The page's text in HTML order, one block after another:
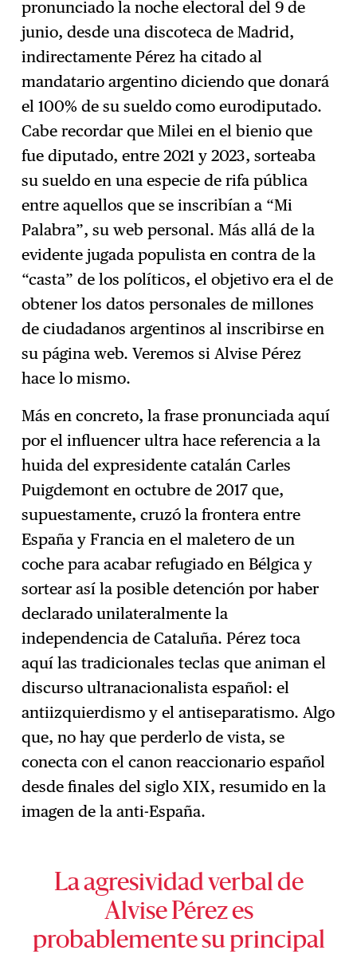
pronunciado la noche electoral del 9 de
junio, desde una discoteca de Madrid,
indirectamente Pérez ha citado al
mandatario argentino diciendo que donará
el 100% de su sueldo como eurodiputado.
Cabe recordar que Milei en el bienio que
fue diputado, entre 2021 y 2023, sorteaba
su sueldo en una especie de rifa pública
entre aquellos que se inscribían a “Mi
Palabra”, su web personal. Más allá de la
evidente jugada populista en contra de la
“casta” de los políticos, el objetivo era el de
obtener los datos personales de millones
de ciudadanos argentinos al inscribirse en
su página web. Veremos si Alvise Pérez
hace lo mismo.
Más en concreto, la frase pronunciada aquí
por el influencer ultra hace referencia a la
huida del expresidente catalán Carles
Puigdemont en octubre de 2017 que,
supuestamente, cruzó la frontera entre
España y Francia en el maletero de un
coche para acabar refugiado en Bélgica y
sortear así la posible detención por haber
declarado unilateralmente la
independencia de Cataluña. Pérez toca
aquí las tradicionales teclas que animan el
discurso ultranacionalista español: el
antiizquierdismo y el antiseparatismo. Algo
que, no hay que perderlo de vista, se
conecta con el canon reaccionario español
desde finales del siglo XIX, resumido en la
imagen de la anti-España.
La agresividad verbal de
Alvise Pérez es
probablemente su principal